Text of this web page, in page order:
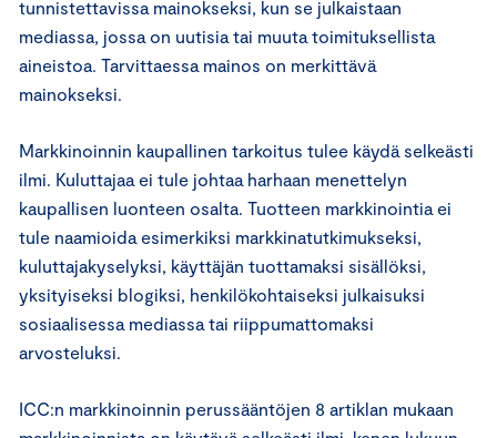
tunnistettavissa mainokseksi, kun se julkaistaan
mediassa, jossa on uutisia tai muuta toimituksellista
aineistoa. Tarvittaessa mainos on merkittävä
mainokseksi.
Markkinoinnin kaupallinen tarkoitus tulee käydä selkeästi
ilmi. Kuluttajaa ei tule johtaa harhaan menettelyn
kaupallisen luonteen osalta. Tuotteen markkinointia ei
tule naamioida esimerkiksi markkinatutkimukseksi,
kuluttajakyselyksi, käyttäjän tuottamaksi sisällöksi,
yksityiseksi blogiksi, henkilökohtaiseksi julkaisuksi
sosiaalisessa mediassa tai riippumattomaksi
arvosteluksi.
ICC:n markkinoinnin perussääntöjen 8 artiklan mukaan